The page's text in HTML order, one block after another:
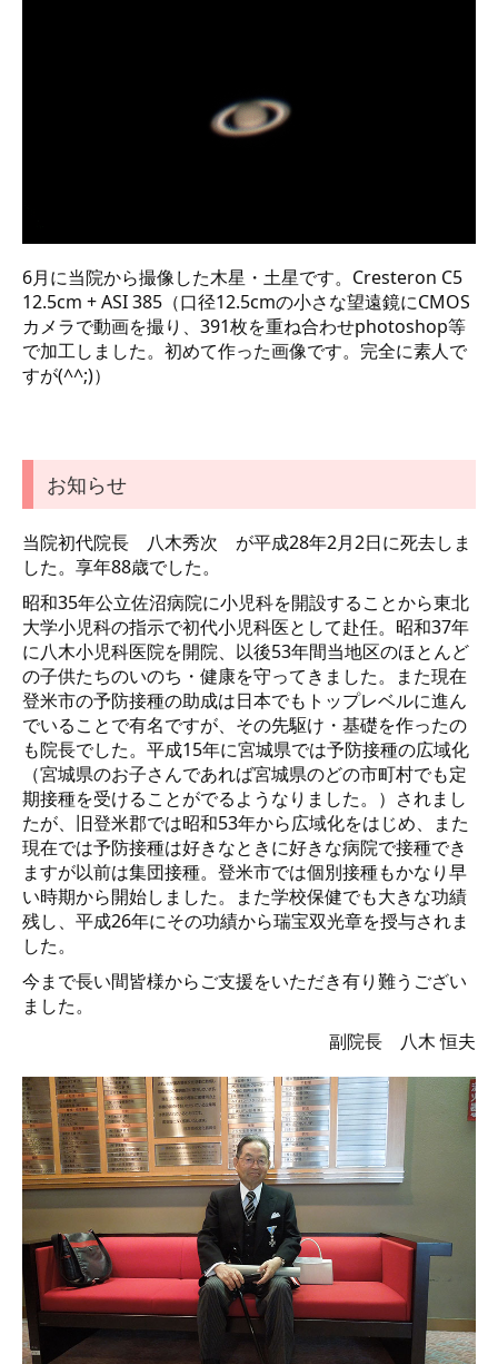
6月に当院から撮像した木星・土星です。Cresteron C5
12.5cm + ASI 385（口径12.5cmの小さな望遠鏡にCMOS
カメラで動画を撮り、391枚を重ね合わせphotoshop等
で加工しました。初めて作った画像です。完全に素人で
すが(^^;)）
お知らせ
当院初代院長 八木秀次 が平成28年2月2日に死去しま
した。享年88歳でした。
昭和35年公立佐沼病院に小児科を開設することから東北
大学小児科の指示で初代小児科医として赴任。昭和37年
に八木小児科医院を開院、以後53年間当地区のほとんど
の子供たちのいのち・健康を守ってきました。また現在
登米市の予防接種の助成は日本でもトップレベルに進ん
でいることで有名ですが、その先駆け・基礎を作ったの
も院長でした。平成15年に宮城県では予防接種の広域化
（宮城県のお子さんであれば宮城県のどの市町村でも定
期接種を受けることがでるようなりました。）されまし
たが、旧登米郡では昭和53年から広域化をはじめ、また
現在では予防接種は好きなときに好きな病院で接種でき
ますが以前は集団接種。登米市では個別接種もかなり早
い時期から開始しました。また学校保健でも大きな功績
残し、平成26年にその功績から瑞宝双光章を授与されま
した。
今まで長い間皆様からご支援をいただき有り難うござい
ました。
副院長 八木 恒夫